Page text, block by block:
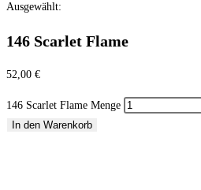
Ausgewählt:
146 Scarlet Flame
52,00 €
146 Scarlet Flame Menge
In den Warenkorb